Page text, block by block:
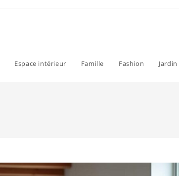
Espace intérieur Famille Fashion Jardin